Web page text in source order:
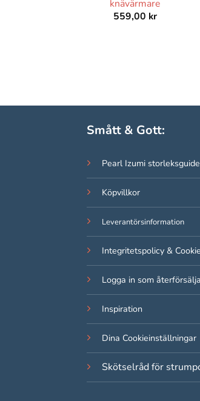
knävärmare
559,00 kr
Smått & Gott:
Pearl Izumi
Köpvillkor
Leverantörsinformation
Integritetspolicy &
Logga in som
Inspiration
Dina Cookieinställningar
Skötselråd för